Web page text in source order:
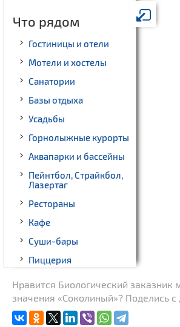
Что рядом
Гостиницы и отели
Мотели и хостелы
Санатории
Базы отдыха
Усадьбы
Горнолыжные курорты
Аквапарки и бассейны
Пейнтбол, Страйкбол,
Лазертаг
Рестораны
Кафе
Суши-бары
Пиццерия
Кинотеатры
Театры
Нравится Биологический заказник
значения «Соколиный»? Поделись с